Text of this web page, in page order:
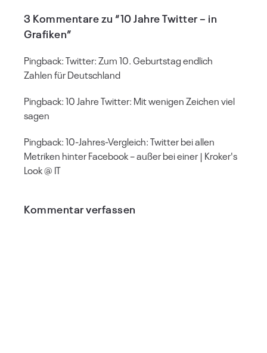
3 Kommentare zu “10 Jahre Twitter – in
Grafiken”
Pingback:Twitter: Zum 10. Geburtstag endlich
Zahlen für Deutschland
Pingback:10 Jahre Twitter: Mit wenigen Zeichen viel
sagen
Pingback:10-Jahres-Vergleich: Twitter bei allen
Metriken hinter Facebook – außer bei einer | Kroker's
Look @ IT
Kommentar verfassen